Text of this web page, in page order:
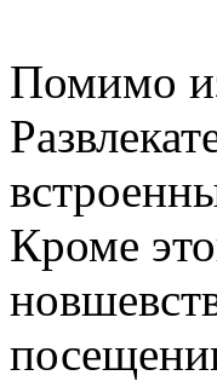
Помимо
Кроме